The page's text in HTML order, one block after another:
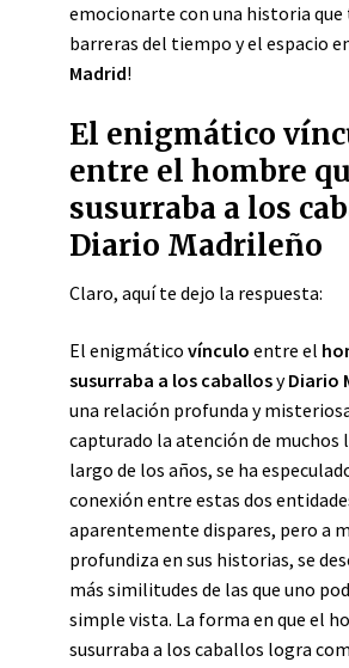
emocionarte con una historia que
barreras del tiempo y el espacio
Madrid!
El enigmático
entre el hombre
susurraba a los
Diario Madrileño
Claro, aquí te dejo la respuesta:
El enigmático vínculo entre el
susurraba a los caballosyDiario
una relación profunda y
capturado la atención de muchos
largo de los años, se ha
conexión entre estas dos
aparentemente dispares, pero a
profundiza en sus historias, se
más similitudes de las que uno
simple vista. La forma en que el
susurraba a los caballos logra